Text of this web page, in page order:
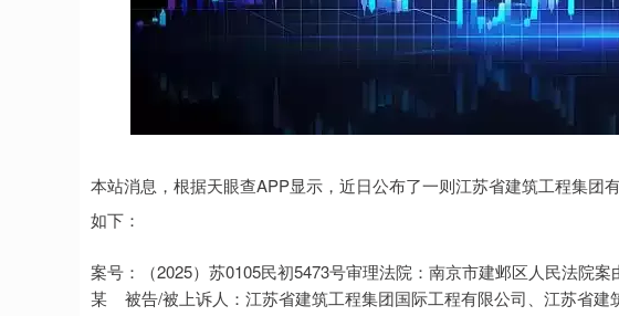
本站消息，根据天眼查APP显示，近日公布了一则江苏省建筑工程集团
如下：
案号：（2025）苏0105民初5473号审理法院：南京市建邺区人民法院
某 被告/被上诉人：江苏省建筑工程集团国际工程有限公司、江苏省建